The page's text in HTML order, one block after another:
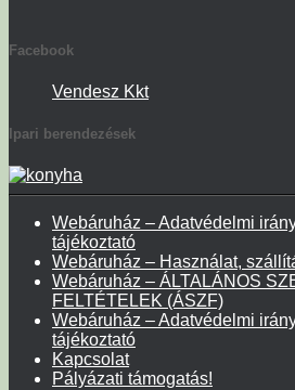
Facebook
Vendesz Kkt
Ipari berendezések
Webáruház – Adatvédelmi
tájékoztató
Webáruház – Használat,
Webáruház – ÁLTALÁNOS
FELTÉTELEK (ÁSZF)
Webáruház – Adatvédelmi
tájékoztató
Kapcsolat
Pályázati támogatás!